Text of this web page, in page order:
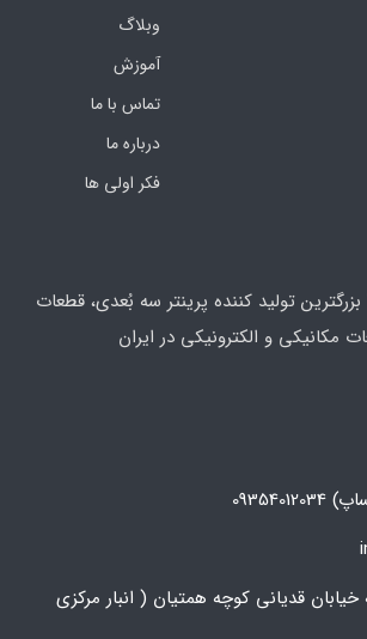
وبلاگ
آموزش
تماس با ما
درباره ما
فکر اولی ها
تولید کننده پرینتر سه بُعدی، قطعات
مکانیکی و الکترونیکی در ایران
قدیانی کوچه همتیان ( انبار مرکزی